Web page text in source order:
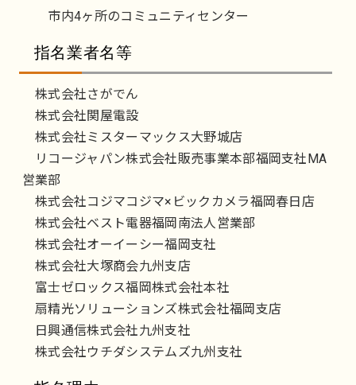
市内4ヶ所のコミュニティセンター
指名業者名等
株式会社さがでん
株式会社関屋電設
株式会社ミスターマックス大野城店
リコージャパン株式会社販売事業本部福岡支社MA
営業部
株式会社コジマコジマ×ビックカメラ福岡春日店
株式会社ベスト電器福岡南法人営業部
株式会社オーイーシー福岡支社
株式会社大塚商会九州支店
富士ゼロックス福岡株式会社本社
扇精光ソリューションズ株式会社福岡支店
日興通信株式会社九州支社
株式会社ウチダシステムズ九州支社